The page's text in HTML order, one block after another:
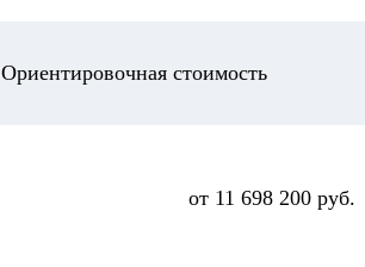
Ориентировочная стоимость
от 11 698 200 руб.